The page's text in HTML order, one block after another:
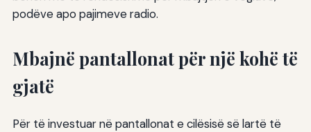
podëve apo pajimeve radio.
Mbajnë pantallonat për një kohë të
gjatë
Për të investuar në pantallonat e cilësisë së lartë të